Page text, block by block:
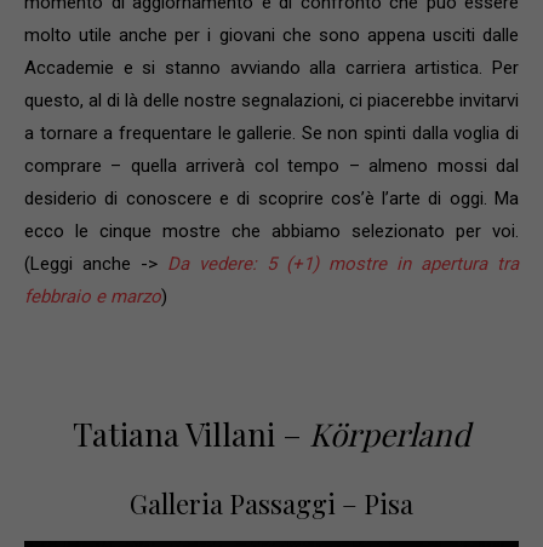
molto utile anche per i giovani che sono appena usciti dalle
Accademie e si stanno avviando alla carriera artistica. Per
questo, al di là delle nostre segnalazioni, ci piacerebbe invitarvi
a tornare a frequentare le gallerie. Se non spinti dalla voglia di
comprare – quella arriverà col tempo – almeno mossi dal
desiderio di conoscere e di scoprire cos’è l’arte di oggi. Ma
ecco le cinque mostre che abbiamo selezionato per voi.
(Leggi anche -> Da vedere: 5 (+1) mostre in apertura tra
febbraio e marzo)
Tatiana Villani – Körperland
Galleria Passaggi – Pisa